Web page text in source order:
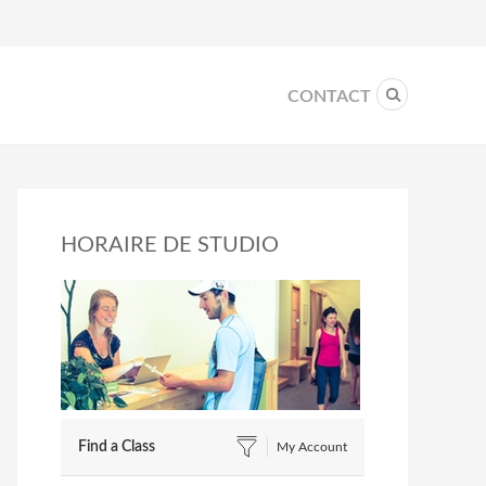
CONTACT
HORAIRE DE STUDIO
Find a Class My Account